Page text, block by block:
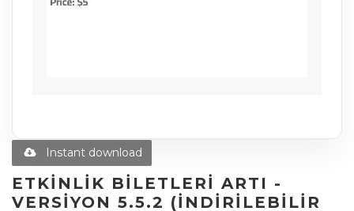
Dijital Kitaplar
Favoriler
İletişim
Instant download
ETKINLIK BILETLERI ARTI -
VERSIYON 5.5.2 (İNDIRILEBILIR